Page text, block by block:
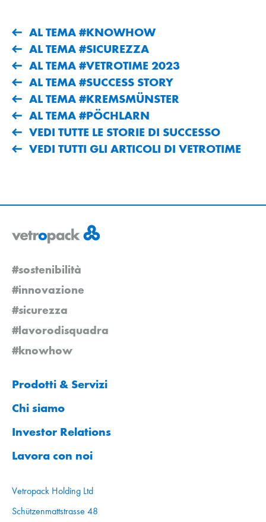
AL TEMA #KNOWHOW
AL TEMA #SICUREZZA
AL TEMA #VETROTIME 2023
AL TEMA #SUCCESS STORY
AL TEMA #KREMSMÜNSTER
AL TEMA #PÖCHLARN
VEDI TUTTE LE STORIE DI SUCCESSO
VEDI TUTTI GLI ARTICOLI DI VETROTIME
#sostenibilità
#innovazione
#sicurezza
#lavorodisquadra
#knowhow
Prodotti & Servizi
Chi siamo
Investor Relations
Lavora con noi
Vetropack Holding Ltd
Schützenmattstrasse 48